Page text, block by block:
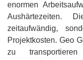
enormen
Aushärtezeiten.
zeitaufwändig,
Projektkosten. Geo
zu